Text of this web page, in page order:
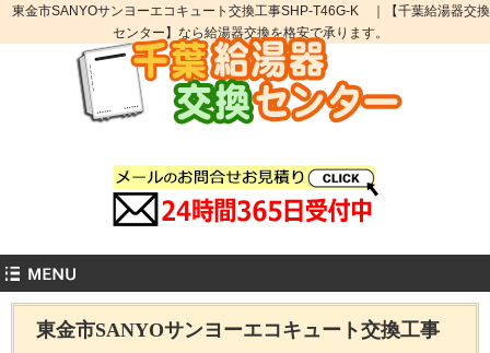
東金市SANYOサンヨーエコキュート交換工事SHP-T46G-K ｜【千葉給湯器交換
センター】なら給湯器交換を格安で承ります。
東金市SANYOサンヨーエコキュート交換工事